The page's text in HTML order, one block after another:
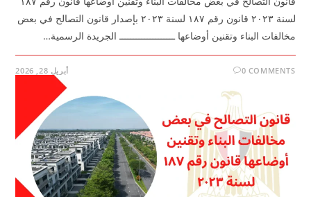
لسنة ۲۰۲۳ قانون رقم ۱۸۷ لسنة ۲۰۲۳ بإصدار قانون التصالح في بعض
مخالفات البناء وتقنين أوضاعها ــــــــــــــــــــ الجريدة الرسمية…
0 COMMENTS أبريل 28, 2026